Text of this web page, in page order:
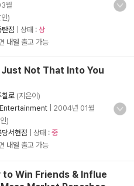
월
)
점 | 상태 : 상
내일 출고 가능
Just Not That Into You
칠로 (지은이)
2004년 01월
)
서현점 | 상태 : 중
내일 출고 가능
to Win Friends & Influe